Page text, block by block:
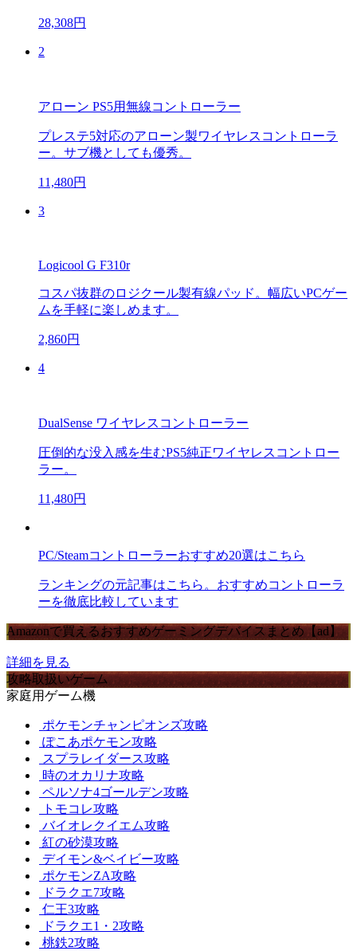
28,308円
2
アローン PS5用無線コントローラー
プレステ5対応のアローン製ワイヤレスコントローラ
ー。サブ機としても優秀。
11,480円
3
Logicool G F310r
コスパ抜群のロジクール製有線パッド。幅広いPCゲー
ムを手軽に楽しめます。
2,860円
4
DualSense ワイヤレスコントローラー
圧倒的な没入感を生むPS5純正ワイヤレスコントロー
ラー。
11,480円
PC/Steamコントローラーおすすめ20選はこちら
ランキングの元記事はこちら。おすすめコントローラ
ーを徹底比較しています
Amazonで買えるおすすめゲーミングデバイスまとめ【ad】
詳細を見る
攻略取扱いゲーム
家庭用ゲーム機
ポケモンチャンピオンズ攻略
ぽこあポケモン攻略
スプラレイダース攻略
時のオカリナ攻略
ペルソナ4ゴールデン攻略
トモコレ攻略
バイオレクイエム攻略
紅の砂漠攻略
デイモン&ベイビー攻略
ポケモンZA攻略
ドラクエ7攻略
仁王3攻略
ドラクエ1・2攻略
桃鉄2攻略